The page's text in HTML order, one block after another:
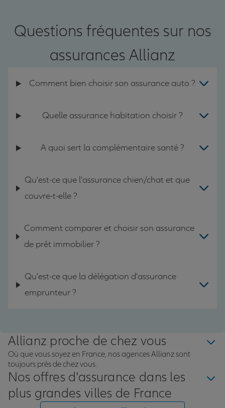
Questions fréquentes sur nos
assurances Allianz
Comment bien choisir son assurance auto ?
Quelle assurance habitation choisir ?
A quoi sert la complémentaire santé ?
Qu'est-ce que l'assurance chien/chat et que
couvre-t-elle ?
Comment comparer et choisir son assurance
de prêt immobilier ?
Qu'est-ce que la délégation d'assurance
emprunteur ?
Allianz proche de chez vous
Où que vous soyez en France, nos agences Allianz sont
toujours près de chez vous.
Nos offres d'assurance dans les
plus grandes villes de France